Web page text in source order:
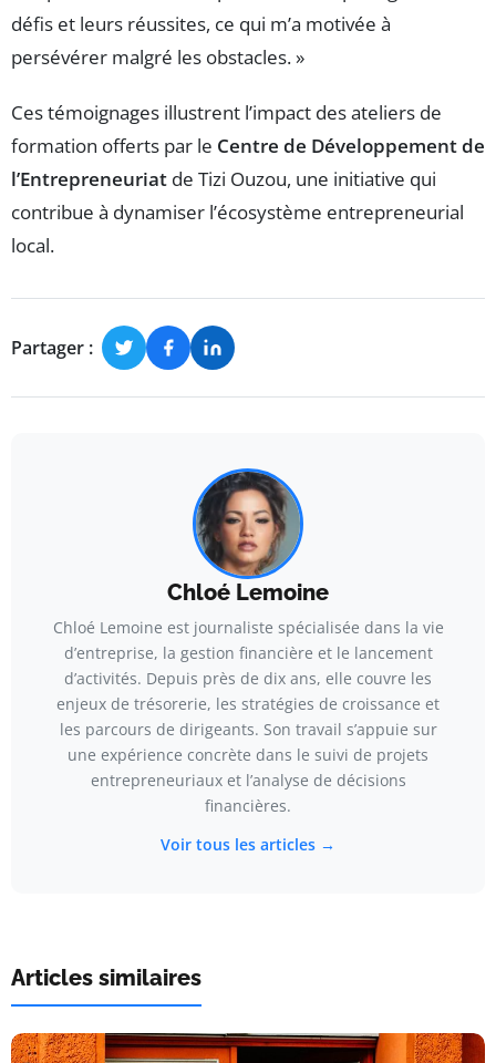
défis et leurs réussites, ce qui m’a motivée à
persévérer malgré les obstacles. »
Ces témoignages illustrent l’impact des ateliers de
formation offerts par le Centre de Développement de
l’Entrepreneuriat de Tizi Ouzou, une initiative qui
contribue à dynamiser l’écosystème entrepreneurial
local.
Partager :
Chloé Lemoine
Chloé Lemoine est journaliste spécialisée dans la vie
d’entreprise, la gestion financière et le lancement
d’activités. Depuis près de dix ans, elle couvre les
enjeux de trésorerie, les stratégies de croissance et
les parcours de dirigeants. Son travail s’appuie sur
une expérience concrète dans le suivi de projets
entrepreneuriaux et l’analyse de décisions
financières.
Voir tous les articles →
Articles similaires